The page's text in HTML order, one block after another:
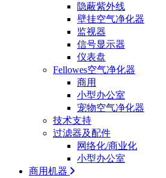
隐蔽紫外线
壁挂空气净化器
监视器
信号显示器
仪表盘
Fellowes空气净化器
商用
小型办公室
宠物空气净化器
技术支持
过滤器及配件
网络化/商业化
小型办公室
商用机器